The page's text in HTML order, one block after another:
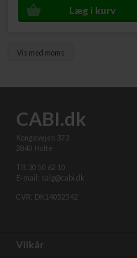
Vis med moms
CABI.dk
Kongevejen 373
2840 Holte
Tlf. 30 50 62 10
E-mail: salg@cabi.dk
CVR: DK14052542
Vilkår